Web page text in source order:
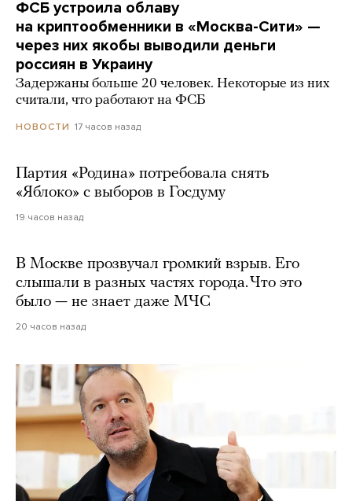
ФСБ устроила облаву
на криптообменники в «Москва-Сити» —
через них якобы выводили деньги
россиян в Украину
Задержаны больше 20 человек. Некоторые из них
считали, что работают на ФСБ
НОВОСТИ 17 часов назад
Партия «Родина» потребовала снять
«Яблоко» с выборов в Госдуму
19 часов назад
В Москве прозвучал громкий взрыв. Его
слышали в разных частях города. Что это
было — не знает даже МЧС
20 часов назад